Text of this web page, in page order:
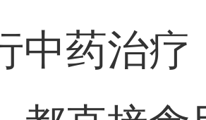
中药治疗